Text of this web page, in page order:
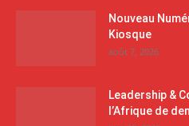
Nouveau
Kiosque
août 7, 2026
Leadership &
l’Afrique de